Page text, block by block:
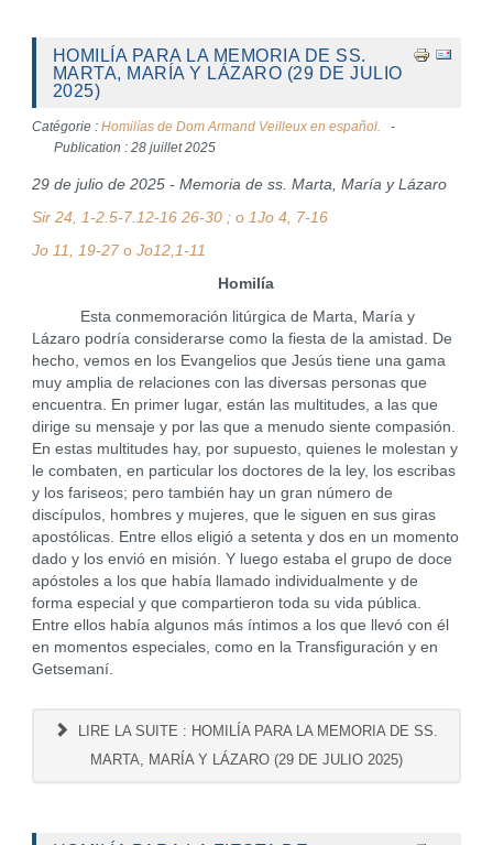
HOMILÍA PARA LA MEMORIA DE SS.
MARTA, MARÍA Y LÁZARO (29 DE JULIO
2025)
Catégorie : Homilías de Dom Armand Veilleux en español.
Publication : 28 juillet 2025
29 de julio de 2025 - Memoria de ss. Marta, María y Lázaro
Sir 24, 1-2.5-7.12-16 26-30 ; o1Jo 4, 7-16
Jo 11, 19-27 oJo12,1-11
Homilía
Esta conmemoración litúrgica de Marta, María y
Lázaro podría considerarse como la fiesta de la amistad. De
hecho, vemos en los Evangelios que Jesús tiene una gama
muy amplia de relaciones con las diversas personas que
encuentra. En primer lugar, están las multitudes, a las que
dirige su mensaje y por las que a menudo siente compasión.
En estas multitudes hay, por supuesto, quienes le molestan y
le combaten, en particular los doctores de la ley, los escribas
y los fariseos; pero también hay un gran número de
discípulos, hombres y mujeres, que le siguen en sus giras
apostólicas. Entre ellos eligió a setenta y dos en un momento
dado y los envió en misión. Y luego estaba el grupo de doce
apóstoles a los que había llamado individualmente y de
forma especial y que compartieron toda su vida pública.
Entre ellos había algunos más íntimos a los que llevó con él
en momentos especiales, como en la Transfiguración y en
Getsemaní.
LIRE LA SUITE : HOMILÍA PARA LA MEMORIA DE SS.
MARTA, MARÍA Y LÁZARO (29 DE JULIO 2025)